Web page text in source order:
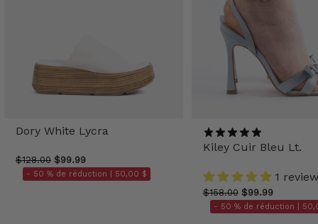
Dory White Lycra
$128.00 $99.99
- 50 % de réduction | 50,00 $
Kiley Cuir Bleu Lt.
1 review
$158.00 $99.99
- 50 % de réduction |